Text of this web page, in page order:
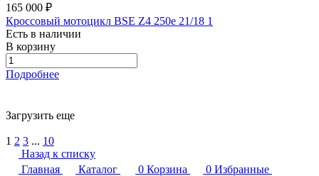
165 000 ₽
Кроссовый мотоцикл BSE Z4 250e 21/18 1
Есть в наличии
В корзину
Подробнее
Загрузить еще
1 2 3 ... 10
Назад к списку
Главная
Каталог 0 Корзина 0 Избранные